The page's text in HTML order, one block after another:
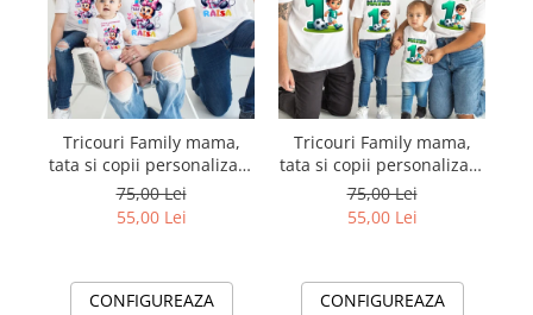
Tricouri Family mama,
tata si copii personalizate
PENTRU MOT 1 AN
11256.02 Minnie Mouse
75,00 Lei
55,00 Lei
CONFIGUREAZA
Tricouri Family mama,
tata si copii personalizate
PENTRU MOT 1 AN
11256.10 tematica fotbal
75,00 Lei
55,00 Lei
CONFIGUREAZA